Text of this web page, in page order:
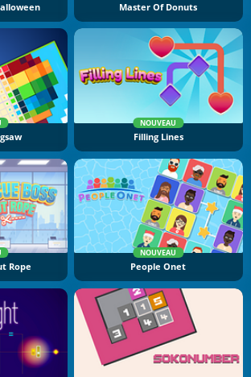
Master Of Donuts
NOUVEAU
Filling Lines
Rope
NOUVEAU
People Onet